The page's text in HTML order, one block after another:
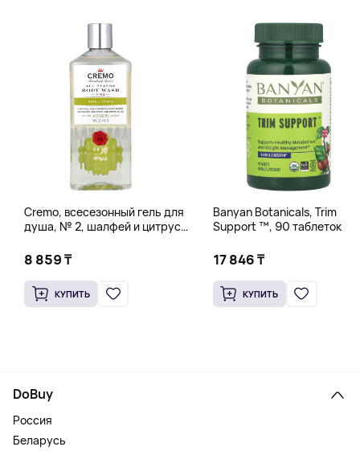
Cremo, всесезонный гель для
душа, № 2, шалфей и цитрус,
8 859 ₸
КУПИТЬ
Banyan Botanicals, Trim
Support ™, 90 таблеток
17 846 ₸
КУПИТЬ
DoBuy
Россия
Беларусь